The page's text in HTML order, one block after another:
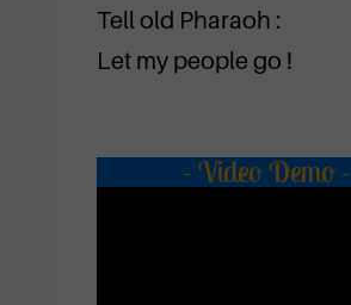
Tell old Pharaoh :
Let my people go !
- Video Demo -